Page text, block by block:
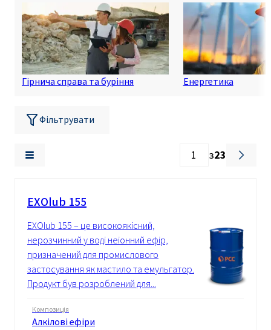
Гірнича справа та буріння Енергетика
Фільтрувати
з23
EXOlub 155
EXOlub 155 – це високоякісний,
нерозчинний у воді неіонний ефір,
призначений для промислового
застосування як мастило та емульгатор.
Продукт був розроблений для...
Композиція
Алкілові ефіри